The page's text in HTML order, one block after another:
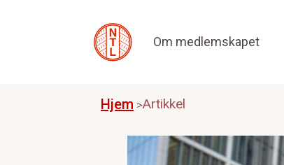
Om medlemskapet
Hjem Artikkel